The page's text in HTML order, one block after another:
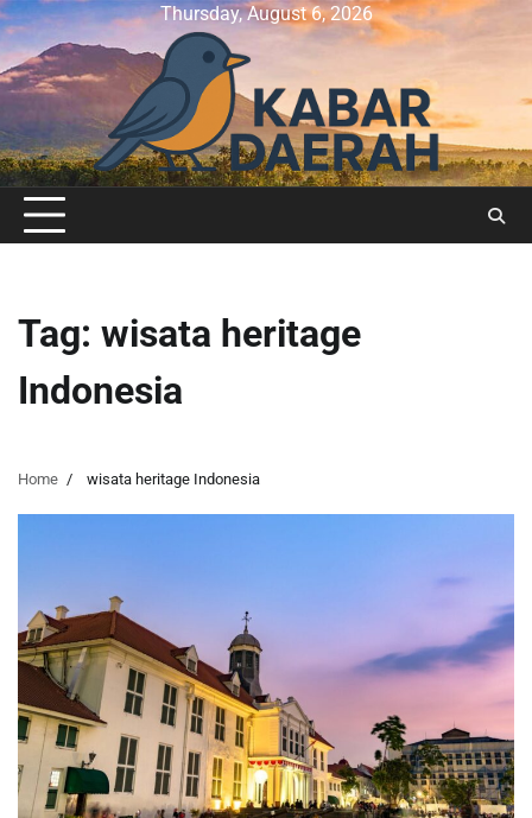
Skip
to
content
Thursday, August 6, 2026
Tag: wisata heritage
Indonesia
Home wisata heritage Indonesia